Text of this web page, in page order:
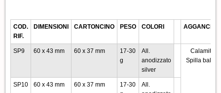
COD.
RIF.
DIMENSIONI CARTONCINO PESO COLORI AGGANCIO
SP9 60 x 43 mm 60 x 37 mm
17-30
g
All.
anodizzato
silver
Calamita,
Spilla balia
SP10 60 x 43 mm 60 x 37 mm
17-30
All.